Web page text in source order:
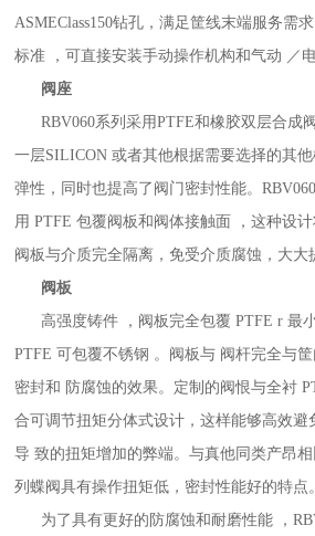
ASMEClass150钻孔，满足筐线末端服务需
标准 ，可直接安装手动操作机构和气动 ／
阀座
RBV060系列采用PTFE和橡胶双层合成
一层SILICON 或者其他根据需要选择的其
弹性，同时也提高了阀门密封性能。
用 PTFE 包覆阀板和阀体接触面 ，这种设
阀板与介质完全隔离，免受介质腐蚀，大大
阀板
高强度铸件 ，阀板完全包覆 PTFE r 最
PTFE 可包覆不锈钢 。阀板与 阀杆完全与
密封和 防腐蚀的效果。定制的阀恨与全衬
合可调节扭矩分体式设计，这样能够高效避
导 致的扭矩增加的弊端。与真他同类产昂相
列蝶阀具有操作扭矩低，密封性能好的特点。
为了具有更好的防腐蚀和耐磨性能 ，